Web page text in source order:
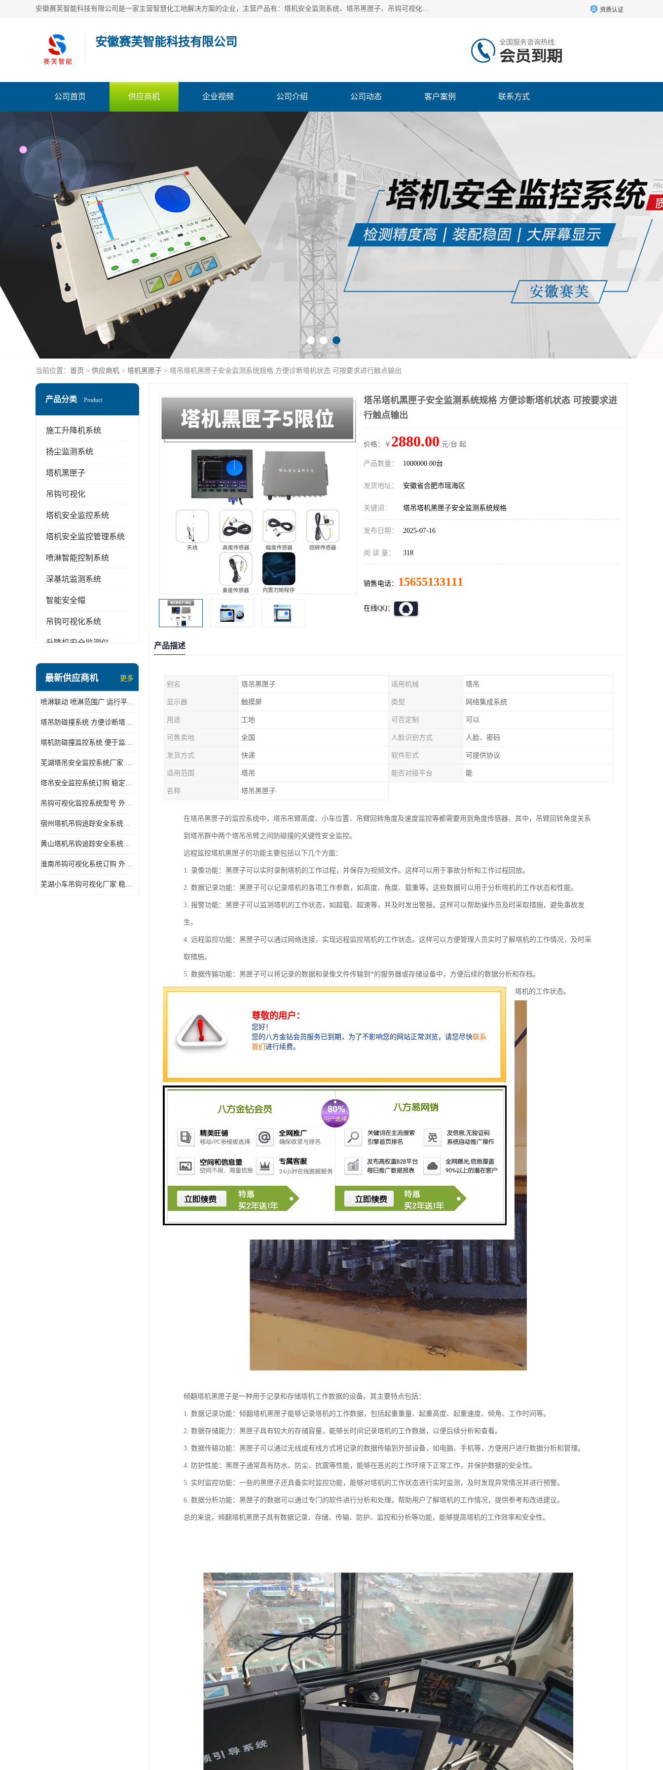
安徽赛芙智能科技有限公司是一家主营智慧化工地解决方案的企业，主营产品有：塔机安全监测系统、塔吊黑匣子、吊钩可视化、吊钩可视化系统、塔机安全监控系统、塔机黑匣子等。创建至今始终关注用户需求，为用户提供有的产品和服务。 资质认证
安徽赛芙智能科技有限公司 全国服务咨询热线:
会员到期
公司首页 供应商机 企业视频 公司介绍 公司动态 客户案例 联系方式
当前位置： 首页 > 供应商机 > 塔机黑匣子 > 塔吊塔机黑匣子安全监测系统规格 方便诊断塔机状态 可按要求进行触点输出
产品分类 Product
施工升降机系统
扬尘监测系统
塔机黑匣子
吊钩可视化
塔机安全监控系统
塔机安全监控管理系统
喷淋智能控制系统
深基坑监测系统
智能安全帽
吊钩可视化系统
升降机安全监测仪
最新供应商机 更多
喷淋联动 喷淋范围广 运行平稳 噪音小
塔吊防碰撞系统 方便诊断塔机状态 自动变焦智能化跟踪
塔机防碰撞监控系统 便于监督和管理 主要应用于塔机的实时监控
芜湖塔吊安全监控系统厂家 外观简洁大方 减少盲吊引发的事故
塔吊安全监控系统订购 稳定性高 结构清晰稳定
吊钩可视化监控系统型号 外观简洁大方 信号稳定 抗干扰性强
宿州塔机吊钩追踪安全系统厂家 提高工作效率 结构清晰稳定
黄山塔机吊钩追踪安全系统价格 可远程查看 减少盲吊引发的事故
淮南吊钩可视化系统订购 外观简洁大方 体积小 占用空间小
芜湖小车吊钩可视化厂家 稳定性高 可视吊装 降低盲吊风险
塔吊塔机黑匣子安全监测系统规格 方便诊断塔机状态 可按要求进
行触点输出
价格：￥ 2880.00 元/台 起
产品数量： 1000000.00台
发货地址： 安徽省合肥市瑶海区
关键词： 塔吊塔机黑匣子安全监测系统规格
发布日期： 2025-07-16
阅 读 量： 318
销售电话： 15655133111
在线QQ：
产品描述
别名 塔吊黑匣子 适用机械 塔吊
显示器 触摸屏 类型 网络集成系统
用途 工地 可否定制 可以
可售卖地 全国 人脸识别方式 人脸、密码
发货方式 快递 软件形式 可提供协议
适用范围 塔吊 能否对接平台 能
名称 塔吊黑匣子
在塔吊黑匣子的监控系统中，塔吊吊臂高度、小车位置、吊臂回转角度及速度监控等都需要用到角度传感器，其中，吊臂回转角度关系
到塔吊群中两个塔吊吊臂之间防碰撞的关键性安全监控。
远程监控塔机黑匣子的功能主要包括以下几个方面：
1. 录像功能：黑匣子可以实时录制塔机的工作过程，并保存为视频文件。这样可以用于事故分析和工作过程回放。
2. 数据记录功能：黑匣子可以记录塔机的各项工作参数，如高度、角度、载重等。这些数据可以用于分析塔机的工作状态和性能。
3. 报警功能：黑匣子可以监测塔机的工作状态，如超载、超速等，并及时发出警报。这样可以帮助操作员及时采取措施，避免事故发
生。
4. 远程监控功能：黑匣子可以通过网络连接，实现远程监控塔机的工作状态。这样可以方便管理人员实时了解塔机的工作情况，及时采
取措施。
5. 数据传输功能：黑匣子可以将记录的数据和录像文件传输到*的服务器或存储设备中，方便后续的数据分析和存档。
总的来说，远程监控塔机黑匣子的功能主要是为了提高塔机的安全性和工作效率，帮助管理人员地了解和掌控塔机的工作状态。
倾翻塔机黑匣子是一种用于记录和存储塔机工作数据的设备。其主要特点包括：
1. 数据记录功能：倾翻塔机黑匣子能够记录塔机的工作数据，包括起重重量、起重高度、起重速度、倾角、工作时间等。
2. 数据存储能力：黑匣子具有较大的存储容量，能够长时间记录塔机的工作数据，以便后续分析和查看。
3. 数据传输功能：黑匣子可以通过无线或有线方式将记录的数据传输到外部设备，如电脑、手机等，方便用户进行数据分析和管理。
4. 防护性能：黑匣子通常具有防水、防尘、抗震等性能，能够在恶劣的工作环境下正常工作，并保护数据的安全性。
5. 实时监控功能：一些的黑匣子还具备实时监控功能，能够对塔机的工作状态进行实时监测，及时发现异常情况并进行预警。
6. 数据分析功能：黑匣子的数据可以通过专门的软件进行分析和处理，帮助用户了解塔机的工作情况，提供参考和改进建议。
总的来说，倾翻塔机黑匣子具有数据记录、存储、传输、防护、监控和分析等功能，能够提高塔机的工作效率和安全性。